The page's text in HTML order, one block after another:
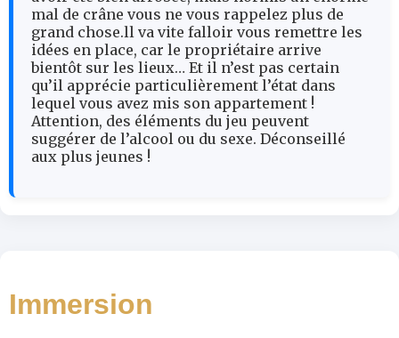
mal de crâne vous ne vous rappelez plus de
grand chose.ll va vite falloir vous remettre les
idées en place, car le propriétaire arrive
bientôt sur les lieux… Et il n’est pas certain
qu’il apprécie particulièrement l’état dans
lequel vous avez mis son appartement !
Attention, des éléments du jeu peuvent
suggérer de l’alcool ou du sexe. Déconseillé
aux plus jeunes !
Immersion